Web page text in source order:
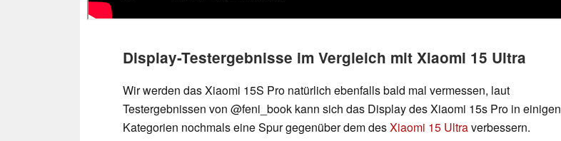
Display-Testergebnisse im Vergleich mit Xiaomi 15 Ultra
Wir werden das Xiaomi 15S Pro natürlich ebenfalls bald mal vermessen, laut
Testergebnissen von @feni_book kann sich das Display des Xiaomi 15s Pro in einigen
Kategorien nochmals eine Spur gegenüber dem desXiaomi 15 Ultraverbessern.